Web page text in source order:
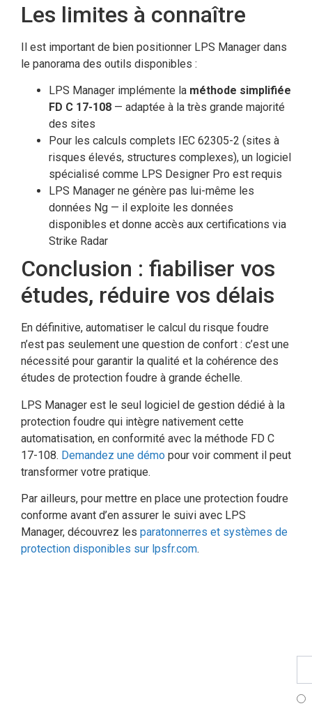
Les limites à connaître
Il est important de bien positionner LPS Manager dans
le panorama des outils disponibles :
LPS Manager implémente la méthode simplifiée
FD C 17-108 — adaptée à la très grande majorité
des sites
Pour les calculs complets IEC 62305-2 (sites à
risques élevés, structures complexes), un logiciel
spécialisé comme LPS Designer Pro est requis
LPS Manager ne génère pas lui-même les
données Ng — il exploite les données
disponibles et donne accès aux certifications via
Strike Radar
Conclusion : fiabiliser vos
études, réduire vos délais
En définitive, automatiser le calcul du risque foudre
n’est pas seulement une question de confort : c’est une
nécessité pour garantir la qualité et la cohérence des
études de protection foudre à grande échelle.
LPS Manager est le seul logiciel de gestion dédié à la
protection foudre qui intègre nativement cette
automatisation, en conformité avec la méthode FD C
17-108. Demandez une démo pour voir comment il peut
transformer votre pratique.
Par ailleurs, pour mettre en place une protection foudre
conforme avant d’en assurer le suivi avec LPS
Manager, découvrez les paratonnerres et systèmes de
protection disponibles sur lpsfr.com.